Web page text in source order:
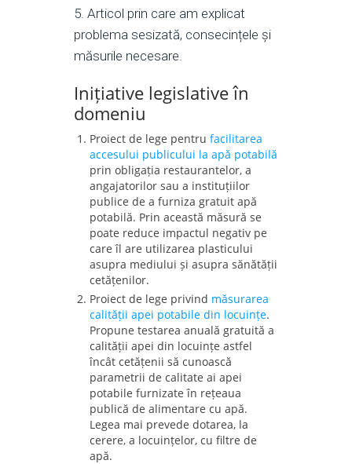
5. Articol prin care am explicat
problema sesizată, consecințele și
măsurile necesare.
Inițiative legislative în
domeniu
Proiect de lege pentru facilitarea
accesului publicului la apă potabilă
prin obligația restaurantelor, a
angajatorilor sau a instituțiilor
publice de a furniza gratuit apă
potabilă. Prin această măsură se
poate reduce impactul negativ pe
care îl are utilizarea plasticului
asupra mediului și asupra sănătății
cetățenilor.
Proiect de lege privind măsurarea
calității apei potabile din locuințe.
Propune testarea anuală gratuită a
calității apei din locuințe astfel
încât cetățenii să cunoască
parametrii de calitate ai apei
potabile furnizate în rețeaua
publică de alimentare cu apă.
Legea mai prevede dotarea, la
cerere, a locuințelor, cu filtre de
apă.